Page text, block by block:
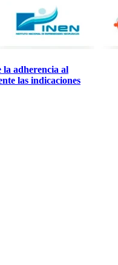
adherencia al
las indicaciones